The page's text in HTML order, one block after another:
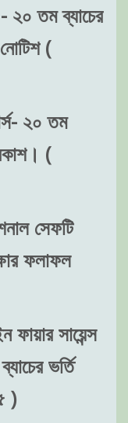
২০ তম ব্যাচের
(
২০ তম
(
সেফটি
ফলাফল
সায়েন্স
ভর্তি
)